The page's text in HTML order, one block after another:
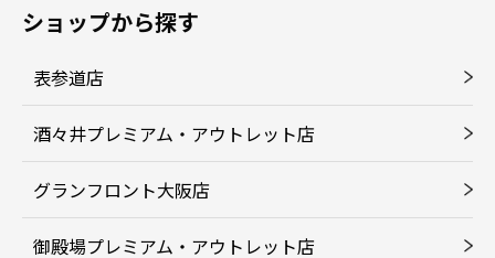
ショップから探す
表参道店
酒々井プレミアム・アウトレット店
グランフロント大阪店
御殿場プレミアム・アウトレット店